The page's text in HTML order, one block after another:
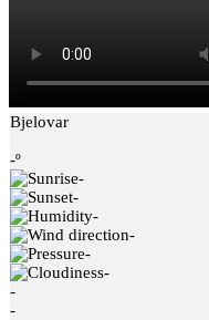
Bjelovar
-º
-
-
-
-
-
-
-
-